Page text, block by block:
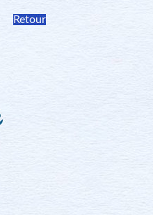
Retour